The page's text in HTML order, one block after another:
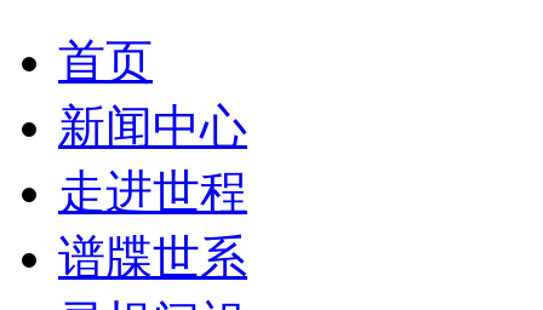
首页
新闻中心
走进世程
谱牒世系